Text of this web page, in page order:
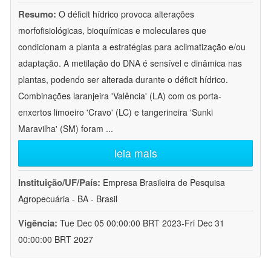
Resumo: O déficit hídrico provoca alterações
morfofisiológicas, bioquímicas e moleculares que
condicionam a planta a estratégias para aclimatização e/ou
adaptação. A metilação do DNA é sensível e dinâmica nas
plantas, podendo ser alterada durante o déficit hídrico.
Combinações laranjeira 'Valência' (LA) com os porta-
enxertos limoeiro 'Cravo' (LC) e tangerineira 'Sunki
Maravilha' (SM) foram ...
leia mais
Instituição/UF/País: Empresa Brasileira de Pesquisa
Agropecuária - BA - Brasil
Vigência: Tue Dec 05 00:00:00 BRT 2023-Fri Dec 31
00:00:00 BRT 2027